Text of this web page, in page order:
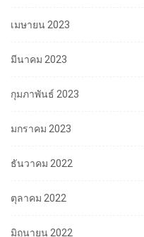
เมษายน 2023
มีนาคม 2023
กุมภาพันธ์ 2023
มกราคม 2023
ธันวาคม 2022
ตุลาคม 2022
มิถุนายน 2022